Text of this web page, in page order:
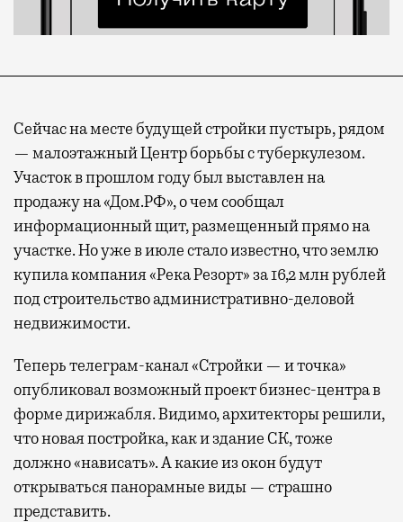
Сейчас на месте будущей стройки пустырь, рядом
— малоэтажный Центр борьбы с туберкулезом.
Участок в прошлом году был выставлен на
продажу на «Дом.РФ», о чем сообщал
информационный щит, размещенный прямо на
участке. Но уже в июле стало известно, что землю
купила компания «Река Резорт» за 16,2 млн рублей
под строительство административно-деловой
недвижимости.
Теперь телеграм-канал «Стройки — и точка»
опубликовал возможный проект бизнес-центра в
форме дирижабля. Видимо, архитекторы решили,
что новая постройка, как и здание СК, тоже
должно «нависать». А какие из окон будут
открываться панорамные виды — страшно
представить.